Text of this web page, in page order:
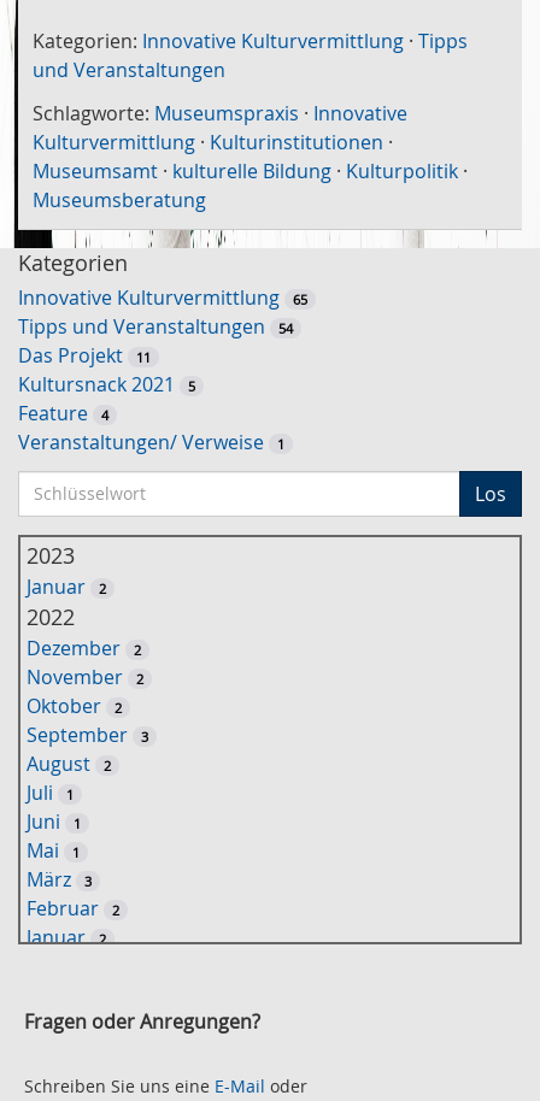
Kategorien: Innovative Kulturvermittlung · Tipps
und Veranstaltungen
Schlagworte: Museumspraxis · Innovative
Kulturvermittlung · Kulturinstitutionen ·
Museumsamt · kulturelle Bildung · Kulturpolitik ·
Museumsberatung
Kategorien
Innovative Kulturvermittlung 65
Tipps und Veranstaltungen 54
Das Projekt 11
Kultursnack 2021 5
Feature 4
Veranstaltungen/ Verweise 1
c
h
ü
w
o
r
u
c
Los
2023
Januar 2
2022
Dezember 2
November 2
Oktober 2
September 3
August 2
Juli 1
Juni 1
Mai 1
März 3
Februar 2
Januar 2
Oktober 2
August 2
Fragen oder Anregungen?
Schreiben Sie uns eine E-Mail oder